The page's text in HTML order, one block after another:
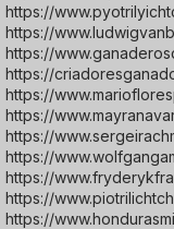
https://
https://
https://
https://
https://
https://
https://
https://
https://
https://
https://